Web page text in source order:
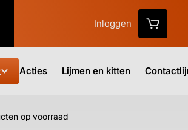
Inloggen
Acties Lijmen en kitten
op voorraad